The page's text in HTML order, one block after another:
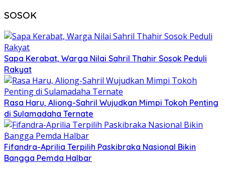
SOSOK
Sapa Kerabat, Warga Nilai Sahril Thahir Sosok Peduli
Rakyat
Rasa Haru, Aliong-Sahril Wujudkan Mimpi Tokoh Penting
di Sulamadaha Ternate
Fifandra-Aprilia Terpilih Paskibraka Nasional Bikin
Bangga Pemda Halbar